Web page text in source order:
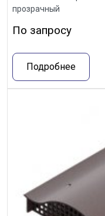
прозрачный
По запросу
Подробнее